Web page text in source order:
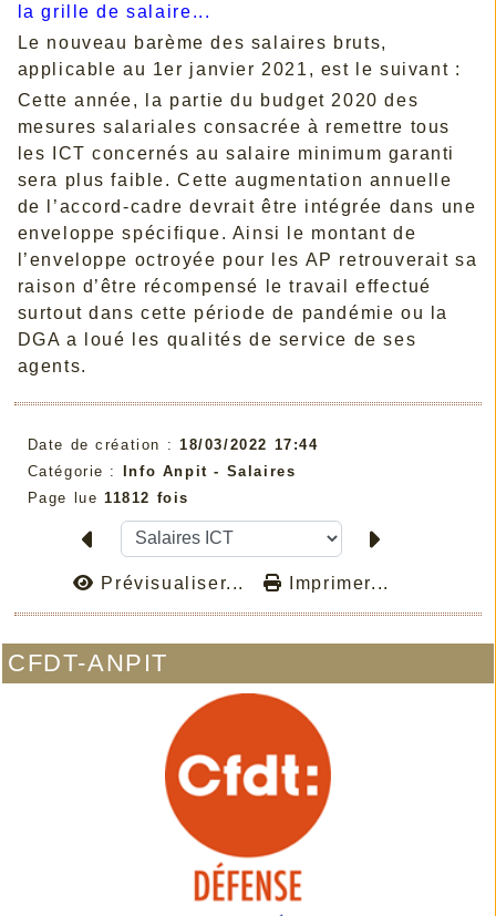
CFDT-ANPIT
la grille de salaire...
Le nouveau barème des salaires bruts,
applicable au 1er janvier 2021, est le suivant :
Cette année, la partie du budget 2020 des
mesures salariales consacrée à remettre tous
les ICT concernés au salaire minimum garanti
sera plus faible. Cette augmentation annuelle
de l’accord-cadre devrait être intégrée dans une
enveloppe spécifique. Ainsi le montant de
l’enveloppe octroyée pour les AP retrouverait sa
raison d’être récompensé le travail effectué
surtout dans cette période de pandémie ou la
DGA a loué les qualités de service de ses
agents.
Date de création : 18/03/2022 17:44
Catégorie : Info Anpit - Salaires
Page lue 11812 fois
Prévisualiser... Imprimer...